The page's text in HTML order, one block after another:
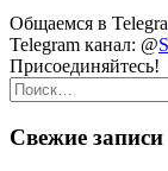
Общаемся в
Telegram канал: @
Присоединяйтесь!
Найти:
Свежие записи